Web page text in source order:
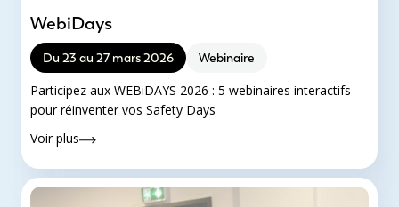
WebiDays
Du 23 au 27 mars 2026 Webinaire
Participez aux WEBiDAYS 2026 : 5 webinaires interactifs
pour réinventer vos Safety Days
Voir plus